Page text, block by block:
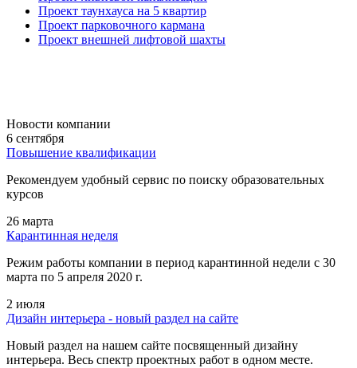
Проект таунхауса на 5 квартир
Проект парковочного кармана
Проект внешней лифтовой шахты
Новости компании
6 сентября
Повышение квалификации
Рекомендуем удобный сервис по поиску образовательных
курсов
26 марта
Карантинная неделя
Режим работы компании в период карантинной недели c 30
марта по 5 апреля 2020 г.
2 июля
Дизайн интерьера - новый раздел на сайте
Новый раздел на нашем сайте посвященный дизайну
интерьера. Весь спектр проектных работ в одном месте.